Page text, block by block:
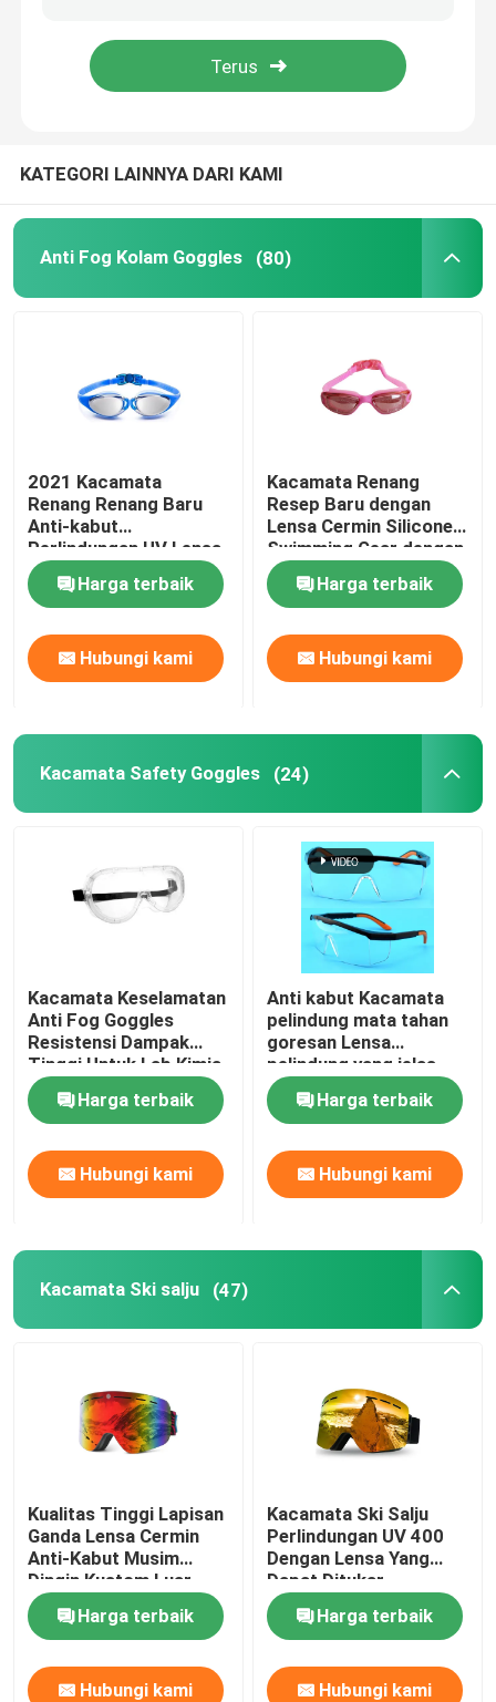
Kacamata Ski salju
Kacamata Taktis Militer
Kacamata Olahraga Terpolarisasi
Kacamata Keselamatan Industri
Kacamata Optik Resep
Kacamata Joki Kuda
Kacamata Selam Anti Kabut
Snorkeling Selam Scuba
KATEGORI LAINNYA DARI KAMI
Anti Fog Kolam Goggles (80)
2021 Kacamata
Renang Renang Baru
Anti-kabut
Perlindungan UV Lensa
yang Dapat Disesuaikan
untuk Pria Wanita
Harga terbaik
Hubungi kami
Kacamata Renang
Resep Baru dengan
Lensa Cermin Silicone
Swimming Gear dengan
Adjustable Fit Anti-Fog
dan UV Protection
Harga terbaik
Hubungi kami
Kacamata Safety Goggles (24)
Kacamata Keselamatan
Anti Fog Goggles
Resistensi Dampak
Tinggi Untuk Lab Kimia
Harga terbaik
Hubungi kami
Anti kabut Kacamata
pelindung mata tahan
goresan Lensa
pelindung yang jelas
Kacamata pengaman
dan pegangan anti slip
Kacamata laboratorium
Harga terbaik
Hubungi kami
Kacamata Ski salju (47)
Kualitas Tinggi Lapisan
Ganda Lensa Cermin
Anti-Kabut Musim
Dingin Kustom Luar
Ruangan Salju Olahraga
Snowboard Olahraga
Kacamata Kacamata
Ski
Harga terbaik
Hubungi kami
Kacamata Ski Salju
Perlindungan UV 400
Dengan Lensa Yang
Dapat Ditukar
Harga terbaik
Hubungi kami